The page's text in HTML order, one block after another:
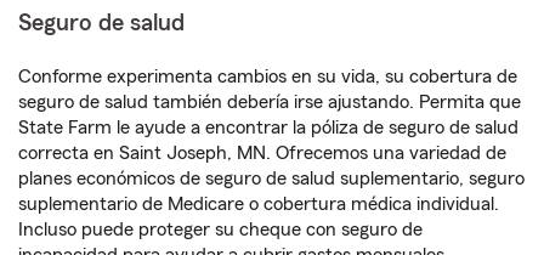
Seguro de salud
Conforme experimenta cambios en su vida, su cobertura de
seguro de salud también debería irse ajustando. Permita que
State Farm le ayude a encontrar la póliza de seguro de salud
correcta en Saint Joseph, MN. Ofrecemos una variedad de
planes económicos de seguro de salud suplementario, seguro
suplementario de Medicare o cobertura médica individual.
Incluso puede proteger su cheque con seguro de